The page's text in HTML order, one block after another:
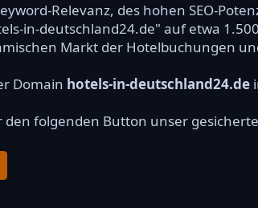
Relevanz, des hohen SEO-
in-deutschland24.de" auf etwa
Markt der Hotelbuchungen
Domain hotels-in-deutschland24.de
den folgenden Button unser